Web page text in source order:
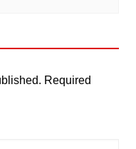
Required